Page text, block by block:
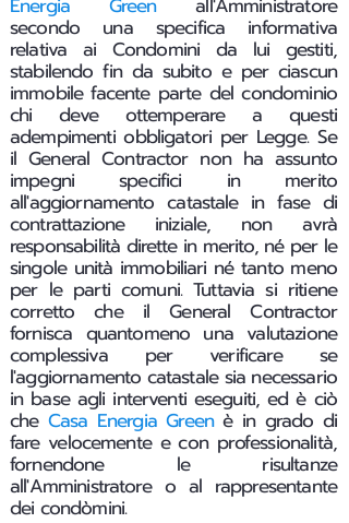
secondo una specifica informativa
relativa ai Condomini da lui gestiti,
stabilendo fin da subito e per ciascun
immobile facente parte del condominio
chi deve ottemperare a questi
adempimenti obbligatori per Legge. Se
il General Contractor non ha assunto
impegni specifici in merito
all'aggiornamento catastale in fase di
contrattazione iniziale, non avrà
responsabilità dirette in merito, né per le
singole unità immobiliari né tanto meno
per le parti comuni. Tuttavia si ritiene
corretto che il General Contractor
fornisca quantomeno una valutazione
complessiva per verificare se
l'aggiornamento catastale sia necessario
in base agli interventi eseguiti, ed è ciò
che Casa Energia Greenè in grado di
fare velocemente e con professionalità,
fornendone le risultanze
all'Amministratore o al rappresentante
dei condòmini.